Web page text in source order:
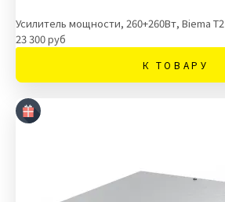
Усилитель мощности, 260+260Вт, Biema T2
23 300 руб
К ТОВАРУ